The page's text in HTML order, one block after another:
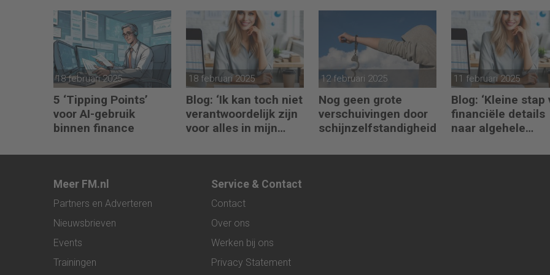
turbulente tijden
18 februari 2025
5 ‘Tipping Points’
voor AI-gebruik
binnen finance
18 februari 2025
Blog: ‘Ik kan toch niet
verantwoordelijk zijn
voor alles in mijn
12 februari 2025
Nog geen grote
verschuivingen door
schijnzelfstandigheid
11 februari 2025
Blog: ‘Kleine stap
financiële details
naar algehele
Meer FM.nl
Partners en Adverteren
Nieuwsbrieven
Events
Trainingen
Service & Contact
Contact
Over ons
Werken bij ons
Privacy Statement